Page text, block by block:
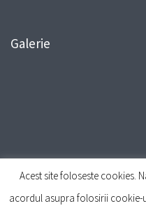
Galerie
© All Right Reserved
Acest site foloseste cookies.
acordul asupra folosirii cookie-